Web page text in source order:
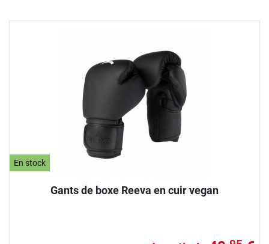
En stock
Gants de boxe Reeva en cuir vegan